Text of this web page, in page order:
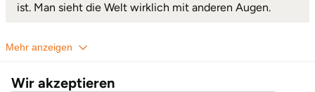
ist. Man sieht die Welt wirklich mit anderen Augen.
Mehr anzeigen
Wir akzeptieren